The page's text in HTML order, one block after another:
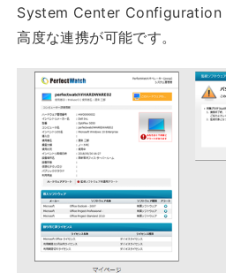
System Center Configuration
高度な連携が可能です。